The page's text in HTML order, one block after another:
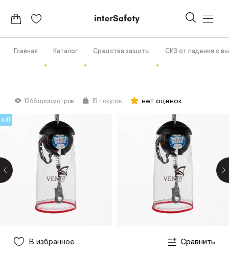
Главная Каталог Средства защиты СИЗ от падения с
1266 просмотров 15 покупок нет оценок
ХИТ
В избранное Сравнить